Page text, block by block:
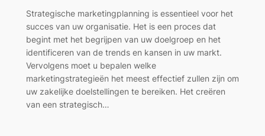
Strategische marketingplanning is essentieel voor het
succes van uw organisatie. Het is een proces dat
begint met het begrijpen van uw doelgroep en het
identificeren van de trends en kansen in uw markt.
Vervolgens moet u bepalen welke
marketingstrategieën het meest effectief zullen zijn om
uw zakelijke doelstellingen te bereiken. Het creëren
van een strategisch…